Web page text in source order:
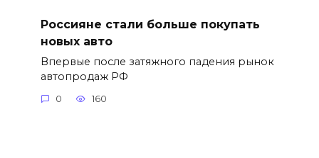
Россияне стали больше покупать
новых авто
Впервые после затяжного падения рынок
автопродаж РФ
0 160